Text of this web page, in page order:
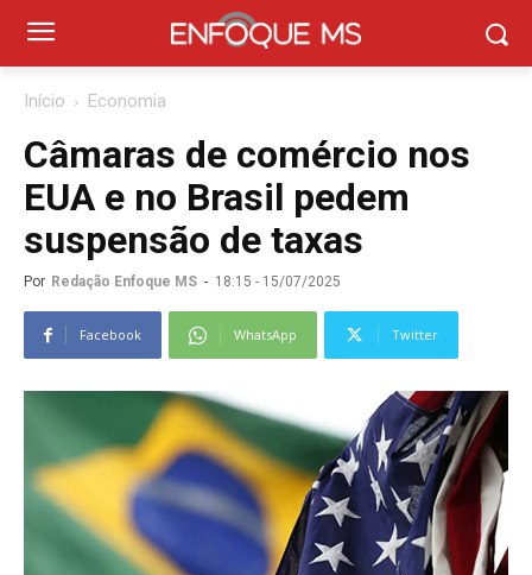
Início Economia
Câmaras de comércio nos
EUA e no Brasil pedem
suspensão de taxas
Por Redação Enfoque MS - 18:15 - 15/07/2025
Facebook WhatsApp Twitter